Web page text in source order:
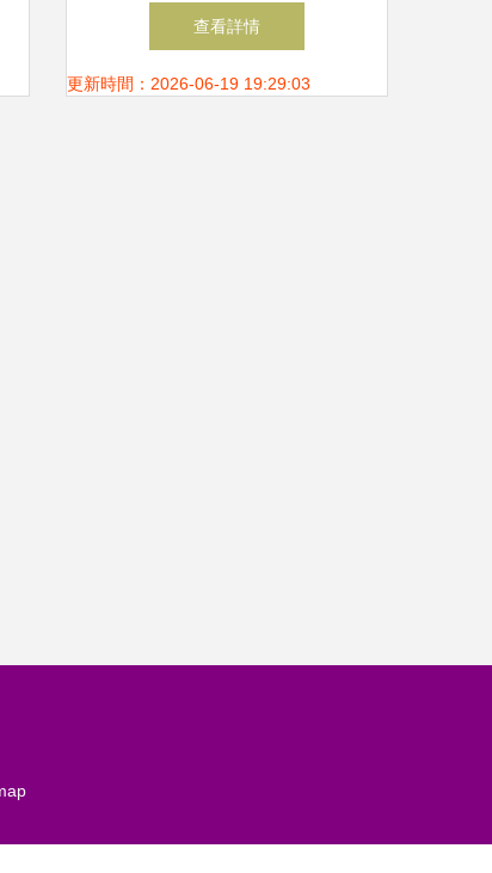
園的旋律瑰寶
查看詳情
更新時間：2026-06-19 19:29:03